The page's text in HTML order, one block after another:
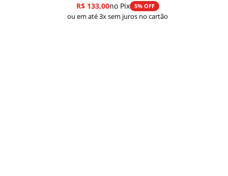
R$133,00no Pix 5% OFF
ou em até 3x sem juros no cartão